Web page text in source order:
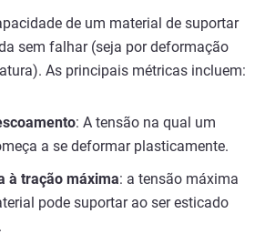
de um material de suportar
sem falhar (seja por deformação
As principais métricas incluem:
: A tensão na qual um
a se deformar plasticamente.
à tração máxima: a tensão máxima
pode suportar ao ser esticado